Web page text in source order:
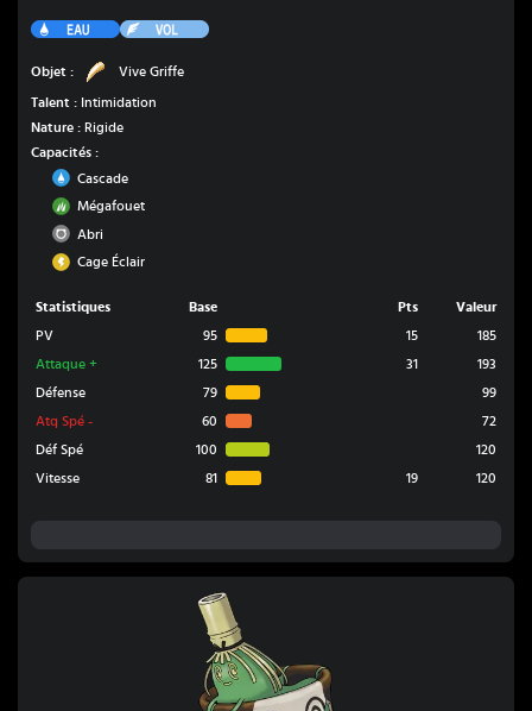
Eau Vol
Objet :
Vive Griffe
Vive Griffe
Talent : Intimidation
Nature : Rigide
Capacités :
Eau
Cascade
Plante
Mégafouet
Normal
Abri
Électrik
Cage Éclair
Statistiques Base Pts
Valeur
PV
95 15
185
Attaque + 125 31
193
Défense
79
99
Atq Spé - 60
72
Déf Spé
100
120
Vitesse
81 19 120